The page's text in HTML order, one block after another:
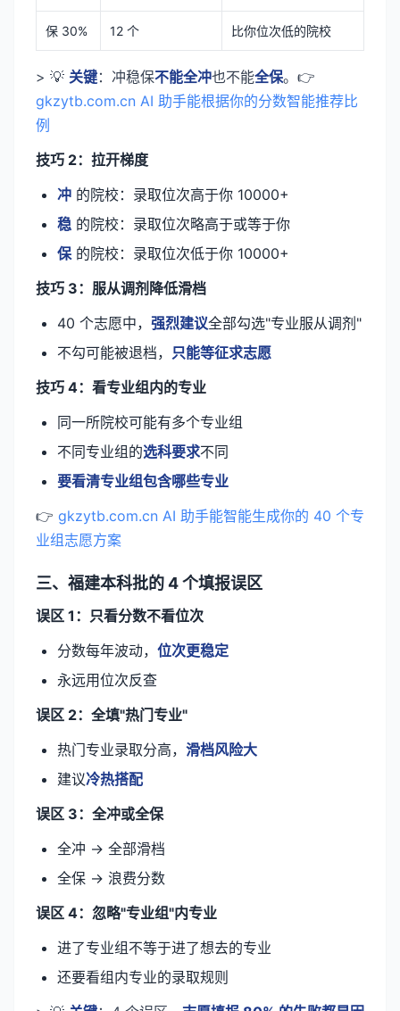
保 30% 12 个 比你位次低的院校
> 💡 关键：冲稳保不能全冲也不能全保。👉
gkzytb.com.cn AI 助手能根据你的分数智能推荐比
例
技巧 2：拉开梯度
冲 的院校：录取位次高于你 10000+
稳 的院校：录取位次略高于或等于你
保的院校：录取位次低于你 10000+
技巧 3：服从调剂降低滑档
40 个志愿中， 强烈建议全部勾选"专业服从调剂"
不勾可能被退档， 只能等征求志愿
技巧 4：看专业组内的专业
同一所院校可能有多个专业组
不同专业组的选科要求不同
要看清专业组包含哪些专业
👉 gkzytb.com.cn AI 助手能智能生成你的 40 个专
业组志愿方案
三、福建本科批的 4 个填报误区
误区 1：只看分数不看位次
分数每年波动， 位次更稳定
永远用位次反查
误区 2：全填"热门专业"
热门专业录取分高， 滑档风险大
建议冷热搭配
误区 3：全冲或全保
全冲 → 全部滑档
全保 → 浪费分数
误区 4：忽略"专业组"内专业
进了专业组不等于进了想去的专业
还要看组内专业的录取规则